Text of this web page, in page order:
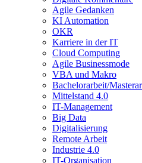
Agile Gedanken
KI Automation
OKR
Karriere in der IT
Cloud Computing
Agile Businessmode
VBA und Makro
Bachelorarbeit/
Mittelstand 4.0
IT-Management
Big Data
Digitalisierung
Remote Arbeit
Industrie 4.0
IT-Organisation